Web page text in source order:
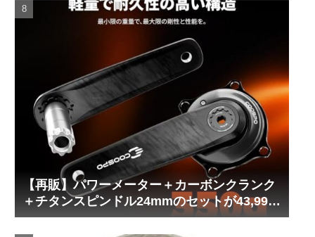
【再販】パワーメーター＋カーボンクランク
＋チタンスピンドル24mmのセットが43,999
円！